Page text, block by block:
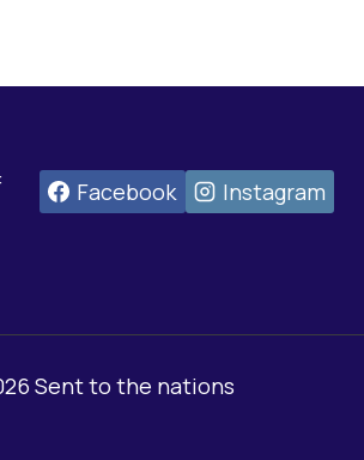
Facebook Instagram
Sent to the nations